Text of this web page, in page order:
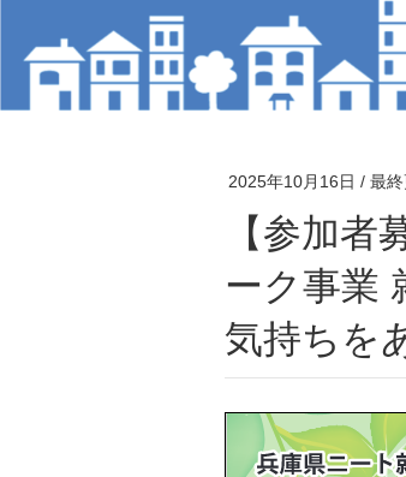
2025年10月16日 / 最
【参加者募集中】兵庫県ニート就労支援ネットワ
ーク事業
気持ちを